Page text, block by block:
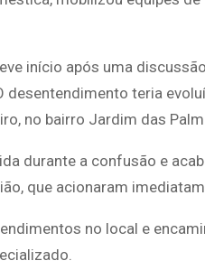
início após uma
desentendimento teria
no bairro Jardim das
durante a confusão e
que acionaram
no local e